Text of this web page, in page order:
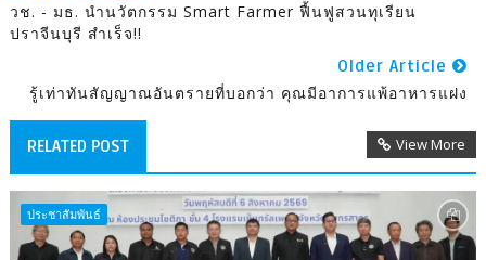
วช. - มธ. นำนวัตกรรม Smart Farmer ฟื้นฟูสวนทุเรียน
ปราจีนบุรี สำเร็จ!!
Older Article
รู้เท่าทันสัญญาณอันตรายที่บอกว่า คุณมีอาการแพ้อาหารแฝง
RELATED POST View More
ประชาสัมพันธ์